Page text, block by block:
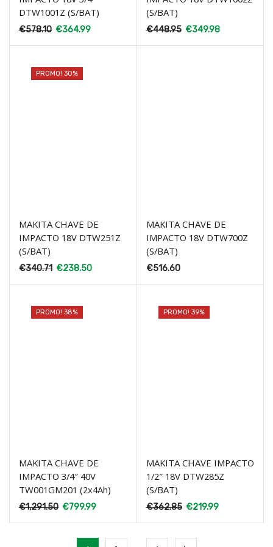
DTW1001Z (S/BAT)
€578.10 €364.99
(S/BAT)
€448.95 €349.98
PROMO! 30%
MAKITA CHAVE DE
IMPACTO 18V DTW251Z
(S/BAT)
€340.71 €238.50
MAKITA CHAVE DE
IMPACTO 18V DTW700Z
(S/BAT)
€516.60
PROMO! 38%
MAKITA CHAVE DE
IMPACTO 3/4″ 40V
TW001GM201 (2x4Ah)
€1,291.50 €799.99
PROMO! 39%
MAKITA CHAVE IMPACTO
1/2″ 18V DTW285Z
(S/BAT)
€362.85 €219.99